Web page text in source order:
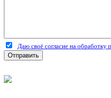
Даю своё согласие на обработку
Отправить